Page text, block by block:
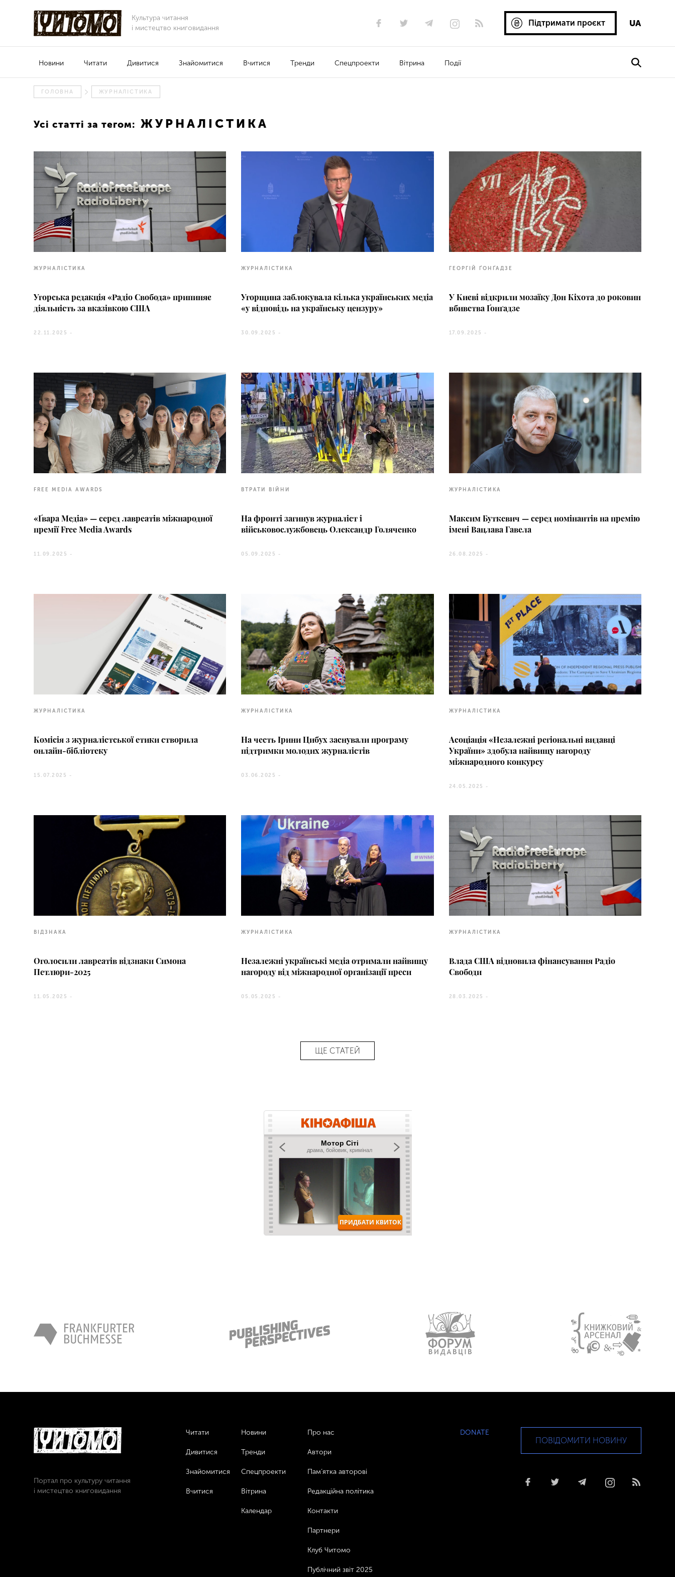
Культура читання
і мистецтво книговидання
UA
Підтримати проєкт
Новини Читати Дивитися Знайомитися Вчитися Тренди Спецпроекти Вітрина Події
ГОЛОВНА ЖУРНАЛІСТИКА
Усі статті за тегом: ЖУРНАЛІСТИКА
ЖУРНАЛІСТИКА
Угорська редакція «Радіо Свобода» припиняє
діяльність за вказівкою США
22.11.2025 -
ЖУРНАЛІСТИКА
Угорщина заблокувала кілька українських медіа
«у відповідь на українську цензуру»
30.09.2025 -
ГЕОРГІЙ ҐОНҐАДЗЕ
У Києві відкрили мозаїку Дон Кіхота до роковин
вбивства Ґонґадзе
17.09.2025 -
FREE MEDIA AWARDS
«Ґвара Медіа» — серед лавреатів міжнародної
премії Free Media Awards
11.09.2025 -
ВТРАТИ ВІЙНИ
На фронті загинув журналіст і
військовослужбовець Олександр Голяченко
05.09.2025 -
ЖУРНАЛІСТИКА
Максим Буткевич — серед номінантів на премію
імені Вацлава Гавела
26.08.2025 -
ЖУРНАЛІСТИКА
Комісія з журналістської етики створила
онлайн-бібліотеку
15.07.2025 -
ЖУРНАЛІСТИКА
На честь Ірини Цибух заснували програму
підтримки молодих журналістів
03.06.2025 -
ЖУРНАЛІСТИКА
Асоціація «Незалежні регіональні видавці
України» здобула найвищу нагороду
міжнародного конкурсу
24.05.2025 -
ВІДЗНАКА
Оголосили лавреатів відзнаки Симона
Петлюри-2025
11.05.2025 -
ЖУРНАЛІСТИКА
Незалежні українські медіа отримали найвищу
нагороду від міжнародної організації преси
05.05.2025 -
ЖУРНАЛІСТИКА
Влада США відновила фінансування Радіо
Свободи
28.03.2025 -
ЩЕ СТАТЕЙ
Портал про культуру читання
і мистецтво книговидання
Читати
Дивитися
Знайомитися
Вчитися
Новини
Тренди
Спецпроекти
Вітрина
Календар
Про нас
Автори
Пам’ятка авторові
Редакційна політика
Контакти
Партнери
Клуб Читомо
Публічний звіт 2025
DONATE
ПОВІДОМИТИ НОВИНУ